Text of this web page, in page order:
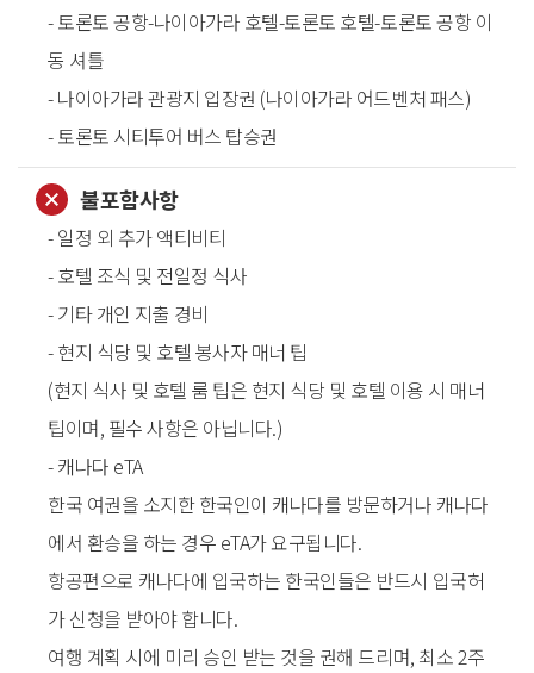
- 토론토 공항-나이아가라 호텔-토론토 호텔-토론토 공항 이
동 셔틀
- 나이아가라 관광지 입장권 (나이아가라 어드벤처 패스)
- 토론토 시티투어 버스 탑승권
불포함사항
- 일정 외 추가 액티비티
- 호텔 조식 및 전일정 식사
- 기타 개인 지출 경비
- 현지 식당 및 호텔 봉사자 매너 팁
(현지 식사 및 호텔 룸 팁은 현지 식당 및 호텔 이용 시 매너
팁이며, 필수 사항은 아닙니다.)
- 캐나다 eTA
한국 여권을 소지한 한국인이 캐나다를 방문하거나 캐나다
에서 환승을 하는 경우 eTA가 요구됩니다.
항공편으로 캐나다에 입국하는 한국인들은 반드시 입국허
가 신청을 받아야 합니다.
여행 계획 시에 미리 승인 받는 것을 권해 드리며, 최소 2주